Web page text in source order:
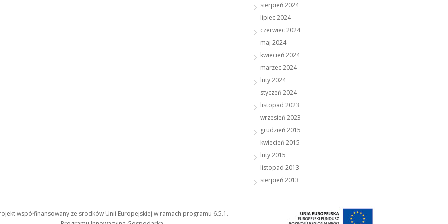
sierpień 2024
lipiec 2024
czerwiec 2024
maj 2024
kwiecień 2024
marzec 2024
luty 2024
styczeń 2024
listopad 2023
wrzesień 2023
grudzień 2015
kwiecień 2015
luty 2015
listopad 2013
sierpień 2013
współfinansowany ze srodków Unii Europejskiej w ramach programu 6.5.1.